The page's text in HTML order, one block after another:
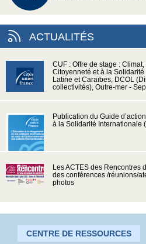
ACTUALITÉS
CUF : Offre de stage :
Citoyenneté et à la
Latine et Caraïbes, DCOL
collectivités), Outre-mer -
Publication du Guide
à la Solidarité Internationale
Les ACTES des Rencontres
des conférences /réunions/
photos
CENTRE DE RESSOURCES